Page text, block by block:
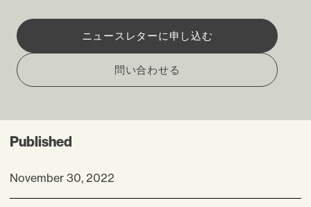
ニュースレターに申し込む
問い合わせる
Published
November 30, 2022